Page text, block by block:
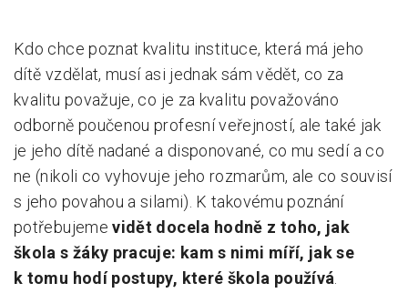
Kdo chce poznat kvalitu instituce, která má jeho
dítě vzdělat, musí asi jednak sám vědět, co za
kvalitu považuje, co je za kvalitu považováno
odborně poučenou profesní veřejností, ale také jak
je jeho dítě nadané a disponované, co mu sedí a co
ne (nikoli co vyhovuje jeho rozmarům, ale co souvisí
s jeho povahou a silami). K takovému poznání
potřebujemevidět docela hodně z toho, jak
škola s žáky pracuje: kam s nimi míří, jak se
k tomu hodí postupy, které škola používá